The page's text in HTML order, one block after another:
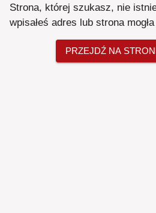
Strona, której szukasz, nie
wpisałeś adres lub strona
PRZEJDŹ NA